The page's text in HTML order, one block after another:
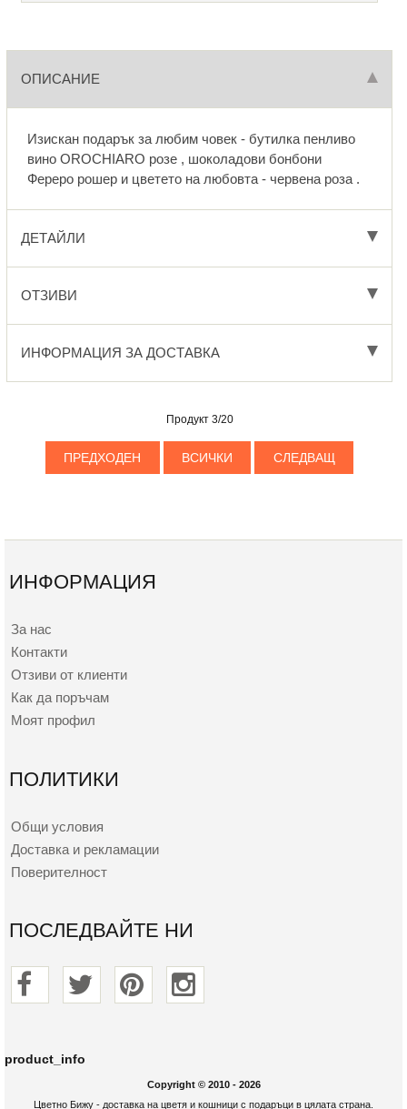
ОПИСАНИЕ
Изискан подарък за любим човек - бутилка пенливо
вино OROCHIARO розе , шоколадови бонбони
Фереро рошер и цветето на любовта - червена роза .
ДЕТАЙЛИ
ОТЗИВИ
ИНФОРМАЦИЯ ЗА ДОСТАВКА
Продукт 3/20
ПРЕДХОДЕН ВСИЧКИ СЛЕДВАЩ
ИНФОРМАЦИЯ
За нас
Контакти
Отзиви от клиенти
Как да поръчам
Моят профил
ПОЛИТИКИ
Общи условия
Доставка и рекламации
Поверителност
ПОСЛЕДВАЙТЕ НИ
product_info
Copyright © 2010 - 2026
Цветно Бижу - доставка на цветя и кошници с подаръци в цялата страна.